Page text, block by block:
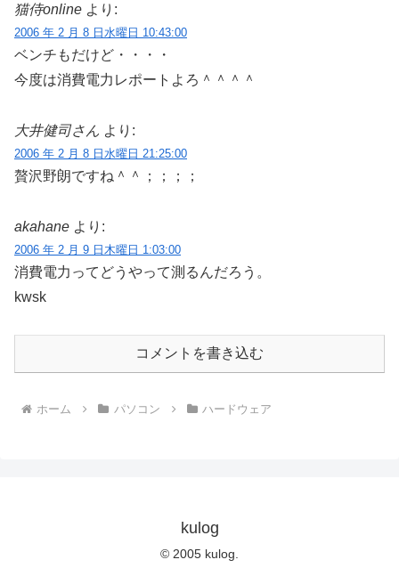
猫侍online より:
2006 年 2 月 8 日水曜日 10:43:00
ベンチもだけど・・・・
今度は消費電力レポートよろ＾＾＾＾
大井健司さん より:
2006 年 2 月 8 日水曜日 21:25:00
贅沢野朗ですね＾＾；；；；
akahane より:
2006 年 2 月 9 日木曜日 1:03:00
消費電力ってどうやって測るんだろう。
kwsk
コメントを書き込む
ホーム パソコン ハードウェア
kulog
© 2005 kulog.